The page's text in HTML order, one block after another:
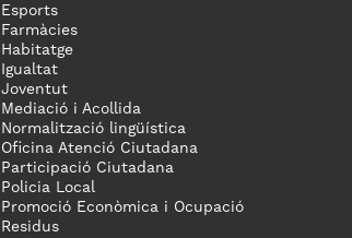
Esports
Farmàcies
Habitatge
Igualtat
Joventut
Mediació i Acollida
Normalització lingüística
Oficina Atenció Ciutadana
Participació Ciutadana
Policia Local
Promoció Econòmica i Ocupació
Residus